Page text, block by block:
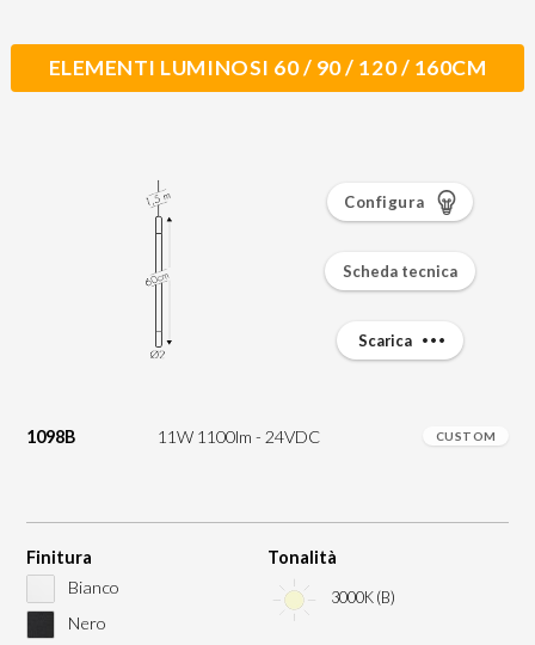
ELEMENTI LUMINOSI 60 / 90 / 120 / 160CM
1098B 11W 1100lm - 24VDC CUSTOM
Finitura
Bianco
Nero
Tonalità
3000K (B)
Configura
Scheda tecnica
Scarica